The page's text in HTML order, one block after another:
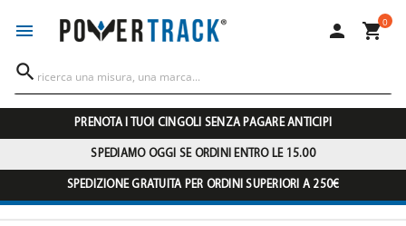
  0

PRENOTA I TUOI CINGOLI SENZA PAGARE ANTICIPI
SPEDIAMO OGGI SE ORDINI ENTRO LE 15.00
SPEDIZIONE GRATUITA PER ORDINI SUPERIORI A 250€